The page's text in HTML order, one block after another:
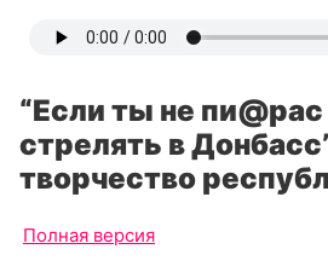
“Если ты не пи@рас
стрелять в
творчество
Полная версия